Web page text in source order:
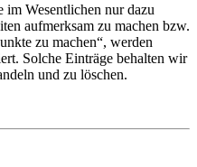
Wesentlichen nur dazu
aufmerksam zu machen bzw.
zu machen“, werden
Solche Einträge behalten wir
und zu löschen.